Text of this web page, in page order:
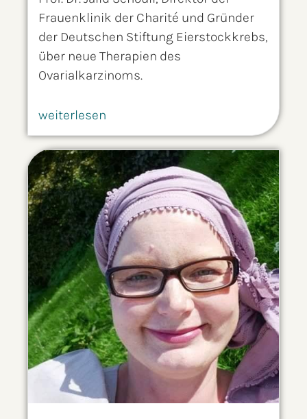
Frauenklinik der Charité und Gründer
der Deutschen Stiftung Eierstockkrebs,
über neue Therapien des
Ovarialkarzinoms.
weiterlesen